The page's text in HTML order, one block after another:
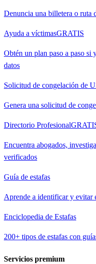
Denuncia una billetera o ruta
Ayuda a víctimasGRATIS
Obtén un plan paso a paso si
datos
Solicitud de congelación de
Genera una solicitud de
Directorio Profesional
Encuentra abogados,
verificados
Guía de estafas
Aprende a identificar y evitar
Enciclopedia de Estafas
200+ tipos de estafas con
Servicios premium